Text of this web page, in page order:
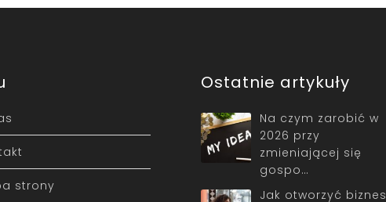
strony
Ostatnie artykuły
Na czym zarobić w
2026 przy
zmieniającej się
gospo…
Jak otworzyć biznes